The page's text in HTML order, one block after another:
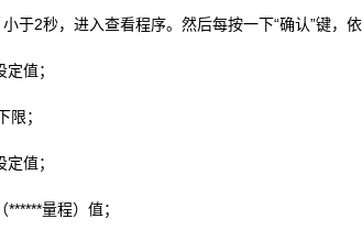
小于2秒，进入查看程序。然后每按一下“确认”键，
值；
限；
值；
量程）值；